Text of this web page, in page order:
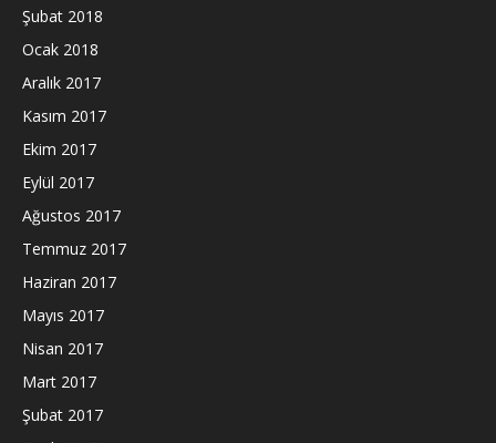
Şubat 2018
Ocak 2018
Aralık 2017
Kasım 2017
Ekim 2017
Eylül 2017
Ağustos 2017
Temmuz 2017
Haziran 2017
Mayıs 2017
Nisan 2017
Mart 2017
Şubat 2017